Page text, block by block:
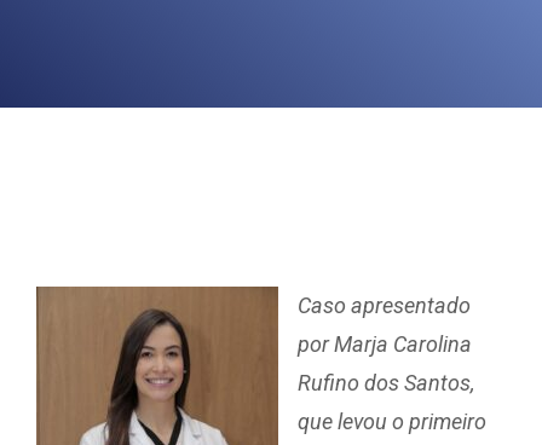
Caso apresentado
por Marja Carolina
Rufino dos Santos,
que levou o primeiro